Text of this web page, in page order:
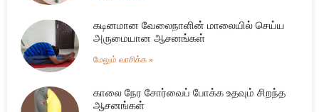
கடினமான வேலைநாளின் மாலையில் செய்ய
அருமையான ஆசனங்கள்
மேலும் வாசிக்க »
காலை நேர சோர்வைப் போக்க உதவும் சிறந்த
ஆசனங்கள்